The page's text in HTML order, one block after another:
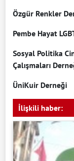
Özgür Renkler
Pembe Hayat
Sosyal Politika
Çalışmaları
ÜniKuir Derneği
İlişkili haber: